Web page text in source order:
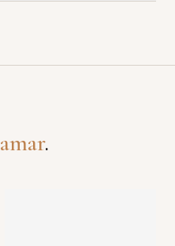
amar.